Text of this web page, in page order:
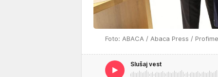
Foto: ABACA / Abaca Press /
Slušaj vest